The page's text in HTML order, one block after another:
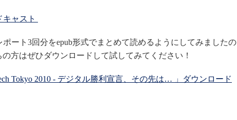
キャスト
ポート3回分をepub形式でまとめて読めるようにしてみましたの
の方はぜひダウンロードして試してみてください！
Tokyo 2010 - デジタル勝利宣言、その先は… 」ダウンロード